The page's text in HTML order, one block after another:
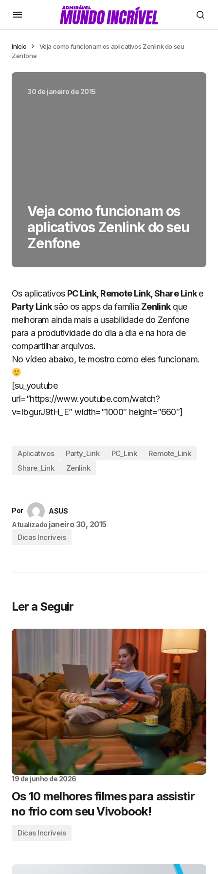
Início
Veja como funcionam os aplicativos Zenlink do seu
Zenfone
30 de janeiro de 2015
Veja como funcionam os
aplicativos Zenlink do seu
Zenfone
Os aplicativos PC Link, Remote Link, Share Linke
Party Linksão os apps da família Zenlinkque
melhoram ainda mais a usabilidade do Zenfone
para a produtividade do dia a dia e na hora de
compartilhar arquivos.
No vídeo abaixo, te mostro como eles funcionam.
[su_youtube
url=”https://www.youtube.com/watch?
v=IbgurJ9tH_E” width=”1000″ height=”660″]
Aplicativos Party_Link PC_Link
Remote_Link
Share_Link
Zenlink
Por
ASUS
Atualizado janeiro 30, 2015
Dicas Incríveis
Ler a Seguir
19 de junho de 2026
Os 10 melhores filmes para assistir
no frio com seu Vivobook!
Dicas Incríveis